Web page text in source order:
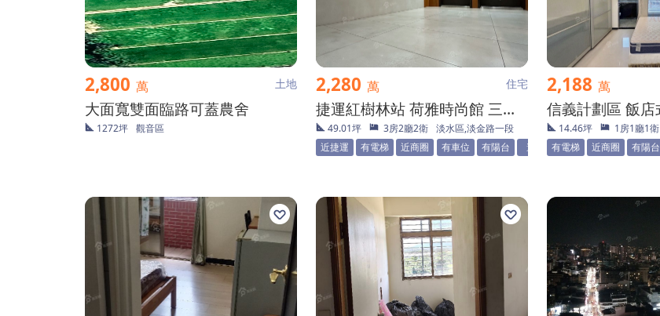
2,800 萬 土地
大面寬雙面臨路可蓋農舍
1272坪 觀音區
2,280 萬 住宅
捷運紅樹林站 荷雅時尚館 三房美屋
49.01坪 3房2廳2衛 淡水區,淡金路一段
近捷運
有電梯 近商圈 有車位 有陽台 邊間 雙衛浴
2,188 萬
14.46坪 1房1廳1衛
有電梯
近商圈 有陽台